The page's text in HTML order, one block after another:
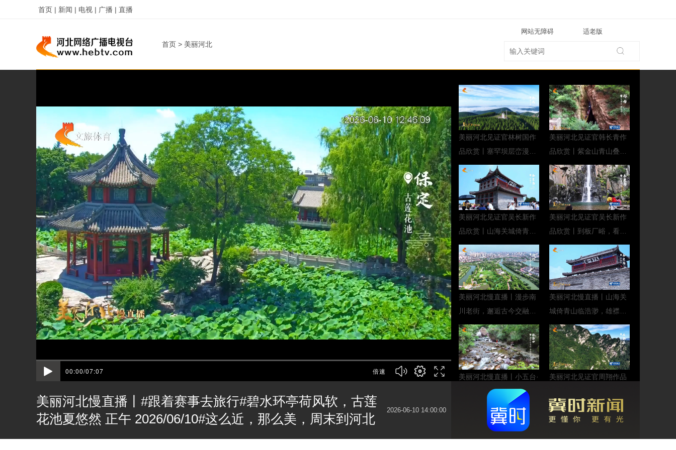
首页 | 新闻 | 电视 | 广播 | 直播
首页 > 美丽河北
网站无障碍 适老版
00:00/07:07 倍速
美丽河北见证官林树国作
品欣赏丨塞罕坝层峦漫卷
千重雾，碧叶遥浮万里云
美丽河北见证官韩长青作
品欣赏丨紫金山青山叠嶂
含灵秀，峻岭雄峙入云天
美丽河北见证官吴长新作
品欣赏丨山海关城倚青山
临浩渺，雄襟渤海阅风烟
美丽河北见证官吴长新作
品欣赏丨到板厂峪，看翠
岭悬飞瀑，清泉润山川
美丽河北慢直播丨漫步南
川老街，邂逅古今交融的
狮城风华 沧州 清晨
2026/08/07#这么近，那
么美，周末到河北
美丽河北慢直播丨山海关
城倚青山临浩渺，雄襟渤
海阅风烟 秦皇岛 清晨
2026/08/07#这么近，那
么美，周末到河北
美丽河北慢直播丨小五台·
金河景区一溪碧水环山
绕，千叠青峰抱翠流 张家
口 清晨 2026/08/07#这么
近，那么美，周末到河北
美丽河北见证官周翔作品
翠接云天，万里晴空映山
峦
美丽河北慢直播丨#跟着赛事去旅行#碧水环亭荷风软，古莲
花池夏悠然 正午 2026/06/10#这么近，那么美，周末到河北
2026-06-10 14:00:00